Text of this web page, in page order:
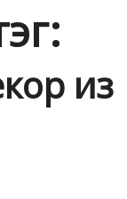
из